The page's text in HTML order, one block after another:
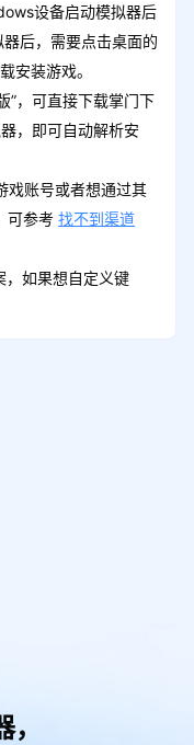
设备启动模拟器后
后，需要点击桌面的
安装游戏。
，可直接下载掌门下
，即可自动解析安
戏账号或者想通过其
可参考 找不到渠道
，如果想自定义键